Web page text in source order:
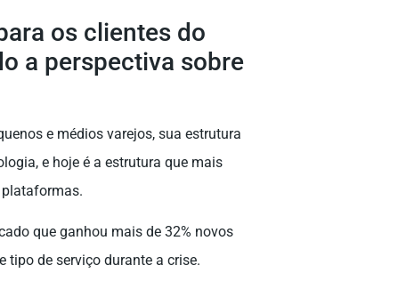
os clientes do
a perspectiva sobre
e médios varejos, sua estrutura
e hoje é a estrutura que mais
que ganhou mais de 32% novos
tipo de serviço durante a crise.